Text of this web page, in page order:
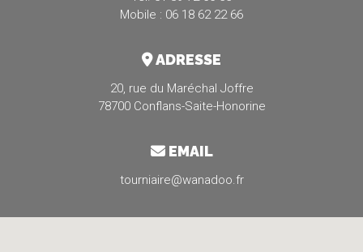
Mobile : 06 18 62 22 66
ADRESSE
20, rue du Maréchal Joffre
78700 Conflans-Saite-Honorine
EMAIL
tourniaire@wanadoo.fr